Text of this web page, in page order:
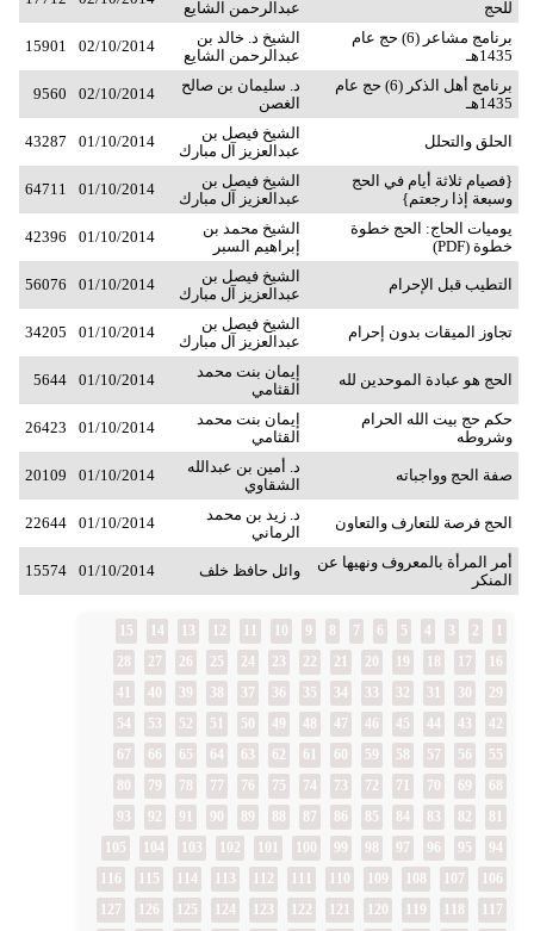
للحج عبدالرحمن الشايع
برنامج مشاعر (6) حج عام
1435هـ
الشيخ د. خالد بن
عبدالرحمن الشايع
02/10/2014
15901
برنامج أهل الذكر (6) حج عام
1435هـ
د. سليمان بن صالح
الغصن
02/10/2014
9560
الحلق والتحلل
الشيخ فيصل بن
عبدالعزيز آل مبارك
01/10/2014
43287
{فصيام ثلاثة أيام في الحج
وسبعة إذا رجعتم}
الشيخ فيصل بن
عبدالعزيز آل مبارك
01/10/2014
64711
يوميات الحاج: الحج خطوة
خطوة (PDF)
الشيخ محمد بن
إبراهيم السبر
01/10/2014
42396
التطيب قبل الإحرام
الشيخ فيصل بن
عبدالعزيز آل مبارك
01/10/2014
56076
تجاوز الميقات بدون إحرام
الشيخ فيصل بن
عبدالعزيز آل مبارك
01/10/2014
34205
الحج هو عبادة الموحدين لله
إيمان بنت محمد
القثامي
01/10/2014
5644
حكم حج بيت الله الحرام
وشروطه
إيمان بنت محمد
القثامي
01/10/2014
26423
صفة الحج وواجباته
د. أمين بن عبدالله
الشقاوي
01/10/2014
20109
الحج فرصة للتعارف والتعاون
د. زيد بن محمد
الرماني
01/10/2014
22644
أمر المرأة بالمعروف ونهيها عن
المنكر
وائل حافظ خلف 01/10/2014
15574
2
3
4
5
6
7
8
9
12
13
14
15
16
17
18
19
20
21
22
23
24
25
26
27
28
29
30
31
32
33
34
35
36
37
38
39
40
41
42
43
44
45
46
47
48
49
50
51
52
53
54
55
56
57
58
59
60
61
62
63
64
65
66
67
68
69
70
71
72
73
74
75
76
77
78
79
80
81
82
83
84
85
86
87
88
89
90
91
92
93
94
95
96
97
98
99
102
103
104
105
106
107
108
109
112
113
114
115
116
117
118
119
120
121
122
123
124
125
126
127